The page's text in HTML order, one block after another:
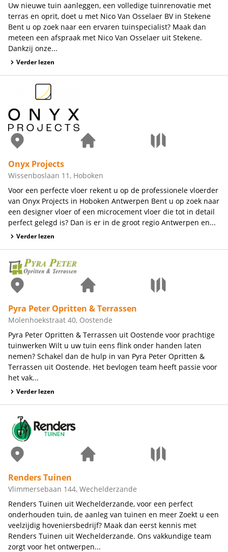
Uw nieuwe tuin aanleggen, een volledige tuinrenovatie met
terras en oprit, doet u met Nico Van Osselaer BV in Stekene
Bent u op zoek naar een ervaren tuinspecialist? Maak dan
meteen een afspraak met Nico Van Osselaer uit Stekene.
Dankzij onze...
Verder lezen
Onyx Projects
Wissenboslaan 11, Hoboken
Voor een perfecte vloer rekent u op de professionele vloerder
van Onyx Projects in Hoboken Antwerpen Bent u op zoek naar
een designer vloer of een microcement vloer die tot in detail
perfect gelegd is? Dan is er in de groot regio Antwerpen en...
Verder lezen
Pyra Peter Opritten & Terrassen
Molenhoekstraat 40, Oostende
Pyra Peter Opritten & Terrassen uit Oostende voor prachtige
tuinwerken Wilt u uw tuin eens flink onder handen laten
nemen? Schakel dan de hulp in van Pyra Peter Opritten &
Terrassen uit Oostende. Het bevlogen team heeft passie voor
het vak...
Verder lezen
Renders Tuinen
Vlimmersebaan 144, Wechelderzande
Renders Tuinen uit Wechelderzande, voor een perfect
onderhouden tuin, de aanleg van tuinen en meer Zoekt u een
veelzijdig hoveniersbedrijf? Maak dan eerst kennis met
Renders Tuinen uit Wechelderzande. Ons vakkundige team
zorgt voor het ontwerpen...